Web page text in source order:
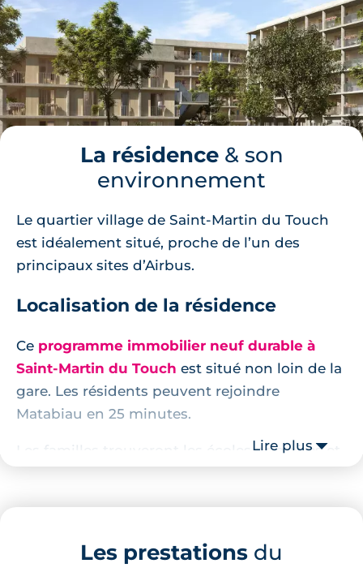
La résidence& son
environnement
Le quartier village de Saint-Martin du Touch
est idéalement situé, proche de l’un des
principaux sites d’Airbus.
Localisation de la résidence
Ce programme immobilier neuf durable à
Saint-Martin du Touch est situé non loin de la
gare. Les résidents peuvent rejoindre
Matabiau en 25 minutes.
Les familles trouveront les écoles primaires et
de running charmant.
Lire plus
Les prestations du